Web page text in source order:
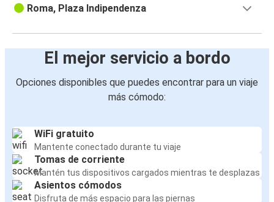
Roma, Plaza Indipendenza
El mejor servicio a bordo
Opciones disponibles que puedes encontrar para un viaje
más cómodo:
WiFi gratuito
Mantente conectado durante tu viaje
Tomas de corriente
Mantén tus dispositivos cargados mientras te desplazas
Asientos cómodos
Disfruta de más espacio para las piernas